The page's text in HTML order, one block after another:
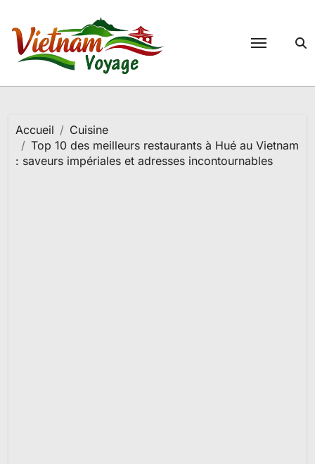
contenu
Accueil
Cuisine
Top 10 des meilleurs restaurants à Hué au Vietnam
: saveurs impériales et adresses incontournables